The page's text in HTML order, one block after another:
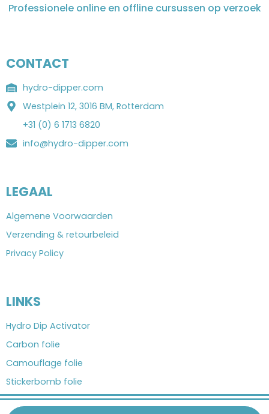
Professionele online en offline cursussen op verzoek
CONTACT
hydro-dipper.com
Westplein 12, 3016 BM, Rotterdam
+31 (0) 6 1713 6820
info@hydro-dipper.com
LEGAAL
Algemene Voorwaarden
Verzending & retourbeleid
Privacy Policy
LINKS
Hydro Dip Activator
Carbon folie
Camouflage folie
Stickerbomb folie